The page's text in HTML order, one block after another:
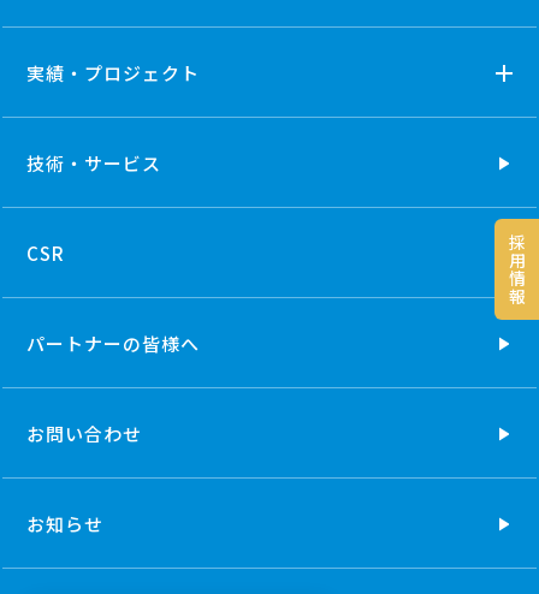
採
用
情
報
実績・プロジェクト
技術・ サービス
CSR
パートナーの皆様へ
お問い合わせ
お知らせ